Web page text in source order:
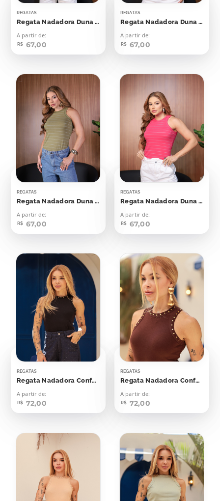
REGATAS
Regata Nadadora Duna Rosa Seco Listras Off
A partir de:
R$ 67,00
REGATAS
Regata Nadadora Duna Verde Esmeralda Com Off
A partir de:
R$ 67,00
REGATAS
Regata Nadadora Duna Verde Oriente Listras Off
A partir de:
R$ 67,00
REGATAS
Regata Nadadora Duna Viva Magenta
A partir de:
R$ 67,00
REGATAS
Regata Nadadora Confort Bolinhas Aplicação
A partir de:
R$ 72,00
REGATAS
Regata Nadadora Confort Bolinhas Aplicação
A partir de:
R$ 72,00